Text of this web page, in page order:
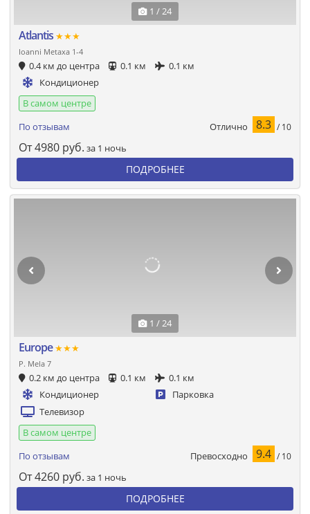
1 / 24
Atlantis ★★★
Ioanni Metaxa 1-4
0.4 км до центра 0.1 км
0.1 км
Кондиционер
В самом центре
По отзывам
Отлично 8.3 / 10
От4980 руб. за 1 ночь
ПОДРОБНЕЕ
1 / 24
Europe★★★
P. Mela 7
0.2 км до центра 0.1 км
0.1 км
Кондиционер
Парковка
Телевизор
В самом центре
По отзывам
Превосходно 9.4 / 10
От4260 руб. за 1 ночь
ПОДРОБНЕЕ